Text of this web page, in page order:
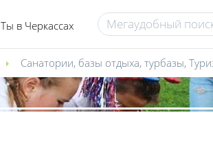
Ты в Черкассах
Санатории, базы отдыха, турбазы,